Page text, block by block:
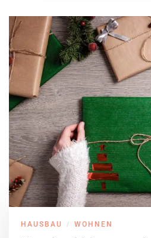
HAUSBAU / WOHNEN